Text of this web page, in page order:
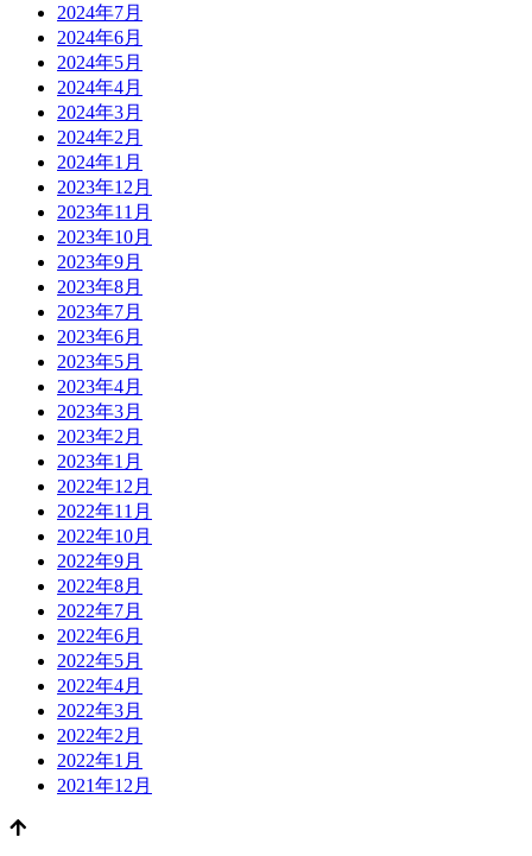
2024年7月
2024年6月
2024年5月
2024年4月
2024年3月
2024年2月
2024年1月
2023年12月
2023年11月
2023年10月
2023年9月
2023年8月
2023年7月
2023年6月
2023年5月
2023年4月
2023年3月
2023年2月
2023年1月
2022年12月
2022年11月
2022年10月
2022年9月
2022年8月
2022年7月
2022年6月
2022年5月
2022年4月
2022年3月
2022年2月
2022年1月
2021年12月